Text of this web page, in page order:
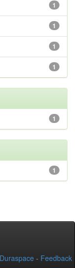
1
1
1
1
1
1
Duraspace - Feedback